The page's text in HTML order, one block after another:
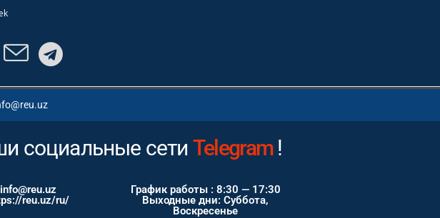
социальные сети Instagram !
info@reu.uz
reu.uz/ru/
График работы : 8:30 — 17:30
Выходные дни: Суббота,
Воскресенье